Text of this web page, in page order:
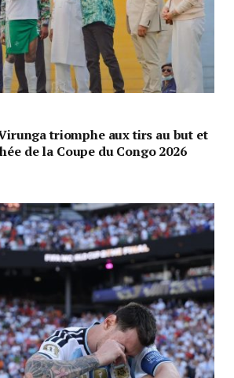
triomphe aux tirs au but et
de la Coupe du Congo 2026